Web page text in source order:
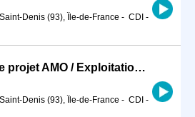
Denis (93), Île-de-France - CDI -
Consultant Chef de projet AMO / Exploitation Maintenance H/F
Denis (93), Île-de-France - CDI -